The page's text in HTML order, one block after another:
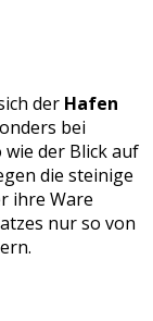
der Hafen
bei
der Blick auf
die steinige
ihre Ware
nur so von